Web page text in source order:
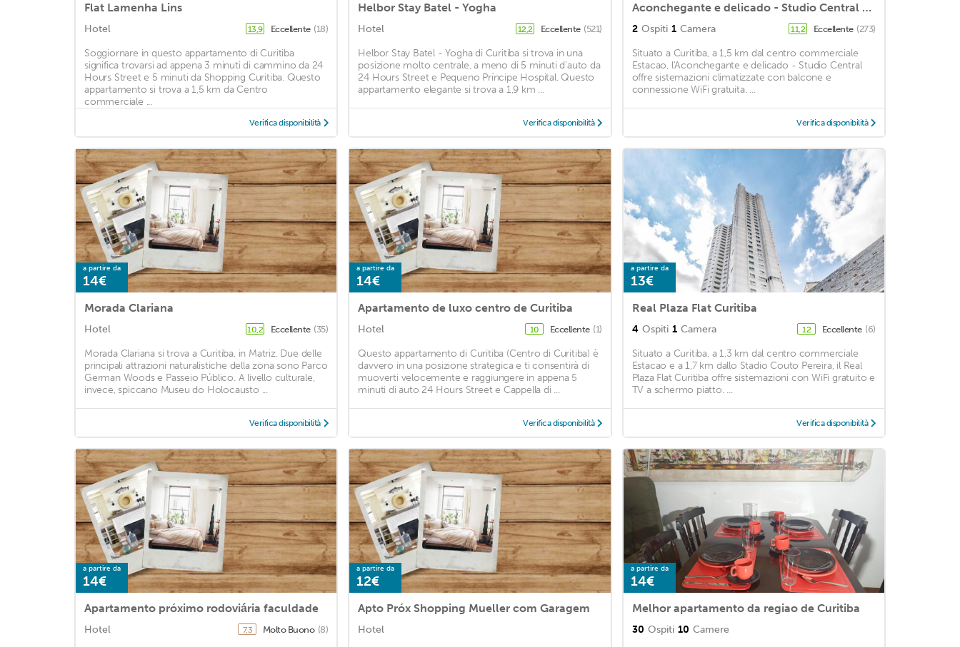
Flat Lamenha Lins
Hotel 13,9 Eccellente (18)
Soggiornare in questo appartamento di Curitiba
significa trovarsi ad appena 3 minuti di cammino da 24
Hours Street e 5 minuti da Shopping Curitiba. Questo
appartamento si trova a 1,5 km da Centro
commerciale ...
Verifica disponibilità
Helbor Stay Batel - Yogha
Hotel 12,2 Eccellente (521)
Helbor Stay Batel - Yogha di Curitiba si trova in una
posizione molto centrale, a meno di 5 minuti d'auto da
24 Hours Street e Pequeno Príncipe Hospital. Questo
appartamento elegante si trova a 1,9 km ...
Verifica disponibilità
Aconchegante e delicado - Studio Central - 7th017
2 Ospiti 1 Camera 11,2 Eccellente (273)
Situato a Curitiba, a 1,5 km dal centro commerciale
Estacao, l'Aconchegante e delicado - Studio Central
offre sistemazioni climatizzate con balcone e
connessione WiFi gratuita. ...
Verifica disponibilità
a partire da
14€
Morada Clariana
Hotel 10,2 Eccellente (35)
Morada Clariana si trova a Curitiba, in Matriz. Due delle
principali attrazioni naturalistiche della zona sono Parco
German Woods e Passeio Público. A livello culturale,
invece, spiccano Museu do Holocausto ...
Verifica disponibilità
a partire da
14€
Apartamento de luxo centro de Curitiba
Hotel 10 Eccellente (1)
Questo appartamento di Curitiba (Centro di Curitiba) è
davvero in una posizione strategica e ti consentirà di
muoverti velocemente e raggiungere in appena 5
minuti di auto 24 Hours Street e Cappella di ...
Verifica disponibilità
a partire da
13€
Real Plaza Flat Curitiba
4 Ospiti 1 Camera 12 Eccellente (6)
Situato a Curitiba, a 1,3 km dal centro commerciale
Estacao e a 1,7 km dallo Stadio Couto Pereira, il Real
Plaza Flat Curitiba offre sistemazioni con WiFi gratuito e
TV a schermo piatto. ...
Verifica disponibilità
a partire da
14€
Apartamento próximo rodoviária faculdade
Hotel 7,3 Molto Buono (8)
a partire da
12€
Apto Próx Shopping Mueller com Garagem
Hotel
a partire da
14€
Melhor apartamento da regiao de Curitiba
30 Ospiti 10 Camere